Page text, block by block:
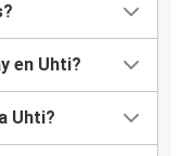
en Uhti?
Uhti?